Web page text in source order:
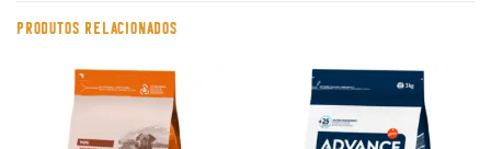
PRODUTOS RELACIONADOS